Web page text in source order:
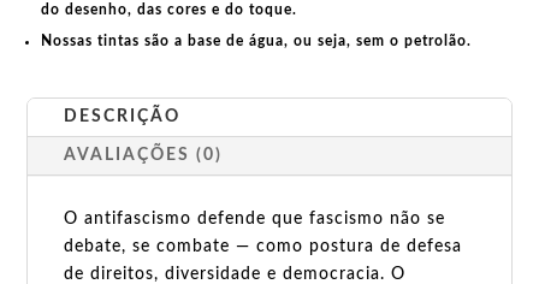
do desenho, das cores e do toque.
Nossas tintas são a base de água, ou seja, sem o petrolão.
DESCRIÇÃO
AVALIAÇÕES (0)
O antifascismo defende que fascismo não se
debate, se combate — como postura de defesa
de direitos, diversidade e democracia. O